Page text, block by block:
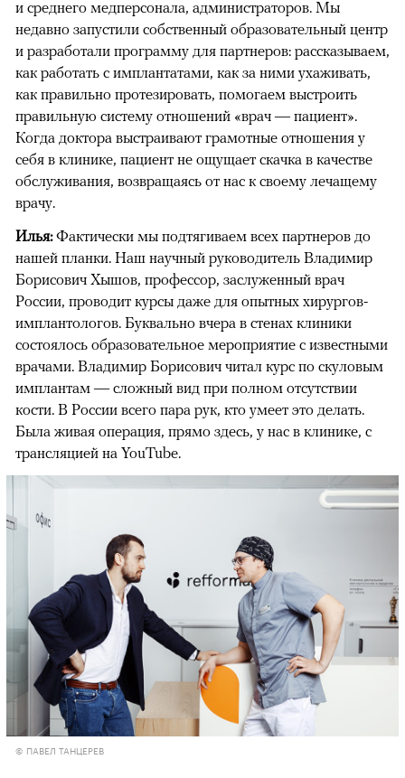
и среднего медперсонала, администраторов. Мы
недавно запустили собственный образовательный центр
и разработали программу для партнеров: рассказываем,
как работать с имплантатами, как за ними ухаживать,
как правильно протезировать, помогаем выстроить
правильную систему отношений «врач — пациент».
Когда доктора выстраивают грамотные отношения у
себя в клинике, пациент не ощущает скачка в качестве
обслуживания, возвращаясь от нас к своему лечащему
врачу.
Илья: Фактически мы подтягиваем всех партнеров до
нашей планки. Наш научный руководитель Владимир
Борисович Хышов, профессор, заслуженный врач
России, проводит курсы даже для опытных хирургов-
имплантологов. Буквально вчера в стенах клиники
состоялось образовательное мероприятие с известными
врачами. Владимир Борисович читал курс по скуловым
имплантам — сложный вид при полном отсутствии
кости. В России всего пара рук, кто умеет это делать.
Была живая операция, прямо здесь, у нас в клинике, с
трансляцией на YouTube.
© ПАВЕЛ ТАНЦЕРЕВ